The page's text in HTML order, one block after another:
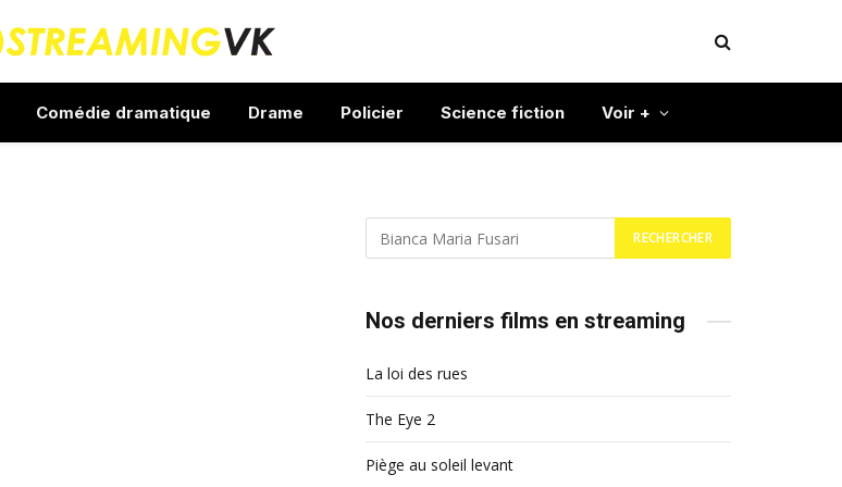
Comédie dramatique Drame Policier Science fiction Voir +
Nos derniers films en streaming
La loi des rues
The Eye 2
Piège au soleil levant